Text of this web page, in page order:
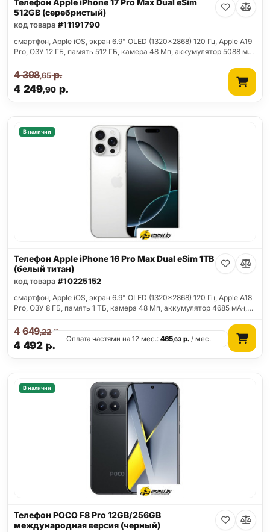
Телефон Apple iPhone 17 Pro Max Dual eSim
512GB (серебристый)
код товара #11191790
смартфон, Apple iOS, экран 6.9" OLED (1320x2868) 120 Гц, Apple A19
Pro, ОЗУ 12 ГБ, память 512 ГБ, камера 48 Мп, аккумулятор 5088 м…
4 249,90 р.
4 398,65р.
В наличии
Телефон Apple iPhone 16 Pro Max Dual eSim 1TB
(белый титан)
код товара #10225152
смартфон, Apple iOS, экран 6.9" OLED (1320x2868) 120 Гц, Apple A18
Pro, ОЗУ 8 ГБ, память 1 ТБ, камера 48 Мп, аккумулятор 4685 мАч,…
4 492 р.
4 649,22р.
Оплата частями на 12 мес.:465,63 р. / мес.
В наличии
Телефон POCO F8 Pro 12GB/256GB
международная версия (черный)